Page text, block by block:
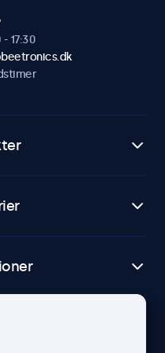
17:30